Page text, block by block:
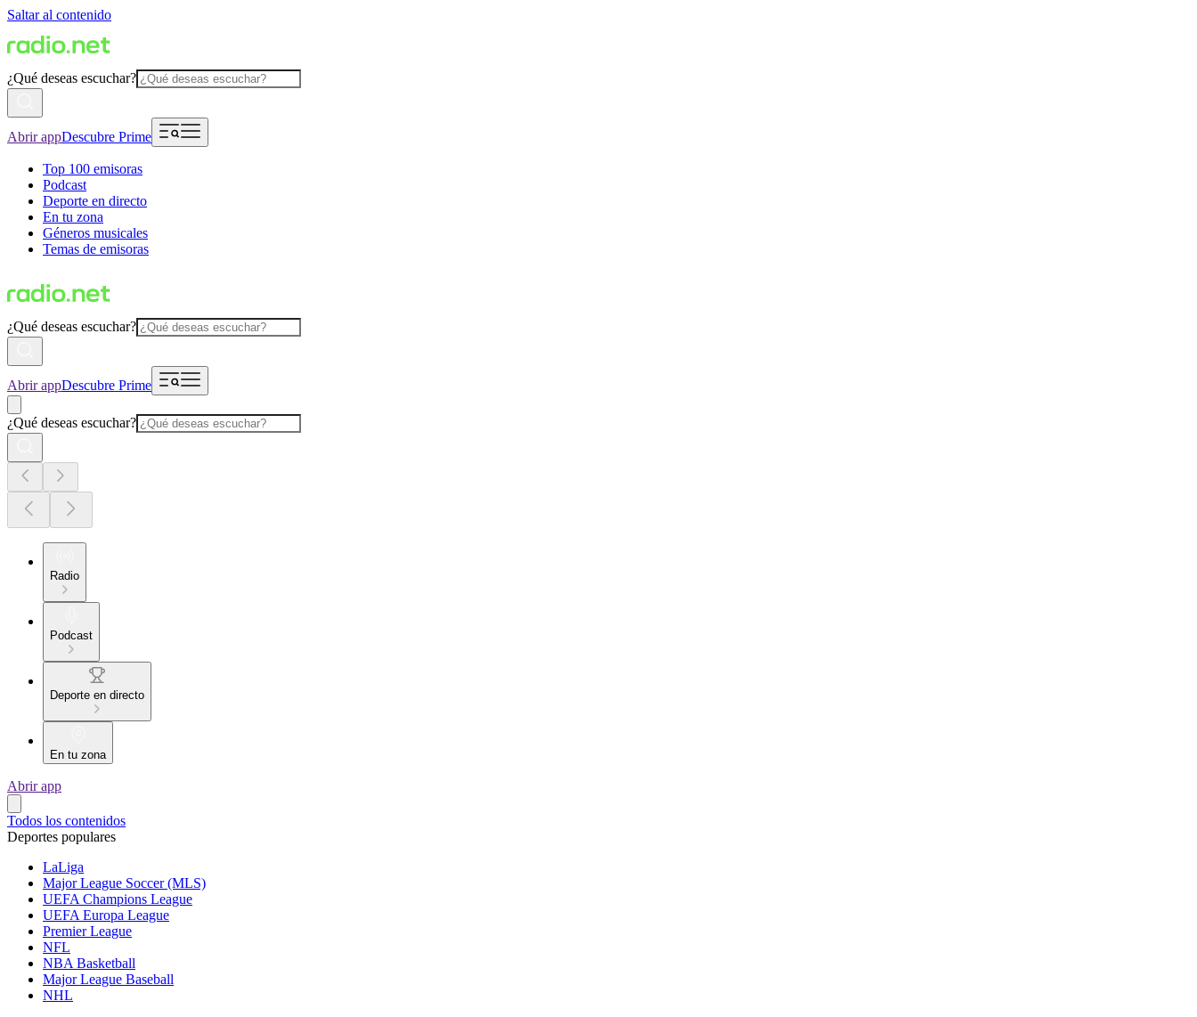
Saltar al contenido
¿Qué deseas escuchar?
Abrir appDescubre Prime
Top 100 emisoras
Podcast
Deporte en directo
En tu zona
Géneros musicales
Temas de emisoras
¿Qué deseas escuchar?
Abrir appDescubre Prime
¿Qué deseas escuchar?
Radio
Podcast
Deporte en directo
En tu zona
Abrir app
Todos los contenidos
Deportes populares
LaLiga
Major League Soccer (MLS)
UEFA Champions League
UEFA Europa League
Premier League
NFL
NBA Basketball
Major League Baseball
NHL